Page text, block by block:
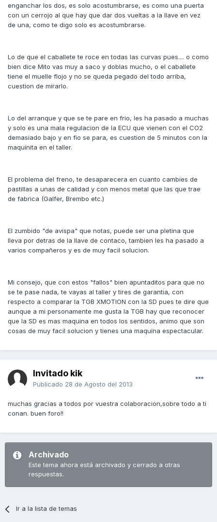
enganchar los dos, es solo acostumbrarse, es como una puerta
con un cerrojo al que hay que dar dos vueltas a la llave en vez
de una, como te digo solo es acostumbrarse.
Lo de que el caballete te roce en todas las curvas pues.... o como
bien dice Mito vas muy a saco y doblas mucho, o el caballete
tiene el muelle flojo y no se queda pegado del todo arriba,
cuestion de mirarlo.
Lo del arranque y que se te pare en frio, les ha pasado a muchas
y solo es una mala regulacion de la ECU que vienen con el CO2
demasiado bajo y en fio se para, es cuestion de 5 minutos con la
maquinita en el taller.
El problema del freno, te desaparecera en cuanto cambies de
pastillas a unas de calidad y con menos metal que las que trae
de fabrica (Galfer, Brembo etc.)
El zumbido "de avispa" que notas, puede ser una pletina que
lleva por detras de la llave de contaco, tambien les ha pasado a
varios compañeros y es de muy facil solucion.
Mi consejo, que con estos "fallos" bien apuntaditos para que no
se te pase nada, te vayas al taller y tires de garantia, con
respecto a comparar la TGB XMOTION con la SD pues te dire que
aunque a mi personamente me gusta la TGB hay que reconocer
que la SD es mas maquina en todos los sentidos, animo que son
cosas de muy facil solucion y tienes una maquina espectacular.
Invitado kik
Publicado 28 de Agosto del 2013
muchas gracias a todos por vuestra colaboracion,sobre todo a ti
conan. buen foro!!
Archivado
Este tema ahora está archivado y cerrado a otras
respuestas.
Ir a la lista de temas